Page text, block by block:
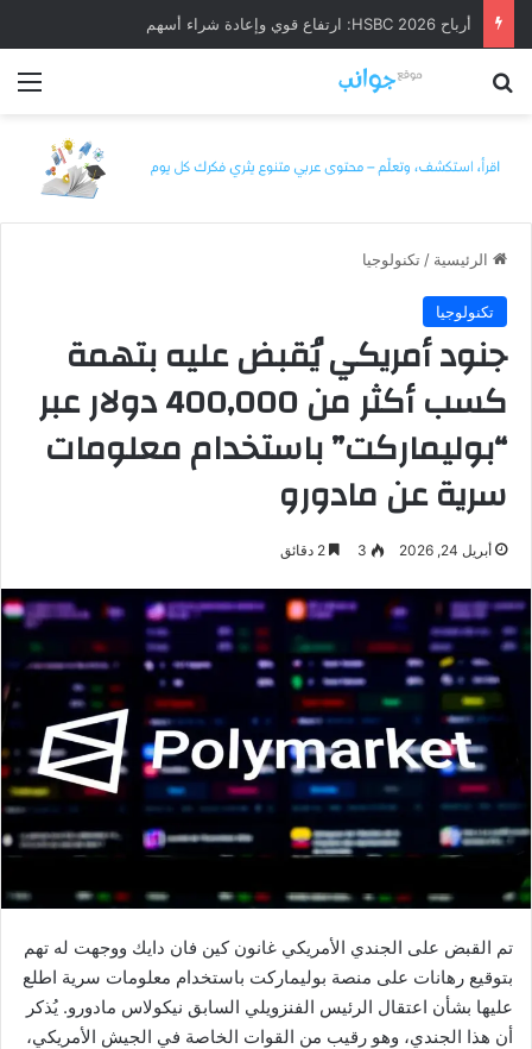
أرباح HSBC 2026: ارتفاع قوي وإعادة شراء أسهم
الرئيسية / تكنولوجيا
تكنولوجيا
جنود أمريكي يُقبض عليه بتهمة
كسب أكثر من 400,000 دولار عبر
“بوليماركت” باستخدام معلومات
سرية عن مادورو
أبريل 24, 2026 3
تم القبض على الجندي الأمريكي غانون كين فان دايك ووجهت له تهم
بتوقيع رهانات على منصة بوليماركت باستخدام معلومات سرية اطلع
عليها بشأن اعتقال الرئيس الفنزويلي السابق نيكولاس مادورو. يُذكر
أن هذا الجندي، وهو رقيب من القوات الخاصة في الجيش الأمريكي،